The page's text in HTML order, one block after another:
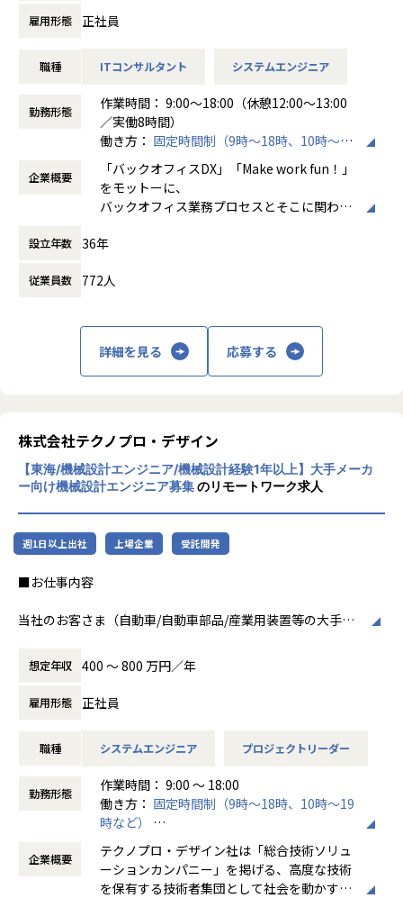
・「日本で新しいマーケットを開拓する」
このような環境下で一緒に成長していきたいと思っていた
＜ホープスBLOGもご覧ください＞
プロジェクトの具体例やホープスの社風が分かる記事を掲載
是非ご覧ください！
HOPES Blog：https://blog.hopes-ise.co.jp/
【ポジションの魅力】
幅が広い！
・平均年間昇給率7.2%！
・ハイブリッド勤務あり！
【業務の変更の範囲】
IT開発関連業務
【ホープスの目指す世界】
国内全体では基幹業務の標準化は急務であるものの、大手・
多くERP導入の課題感は多い状況です。
ホープスはそのような企業への支援戦略を中心に事業を展開
大手企業、中規模企業向けのERP領域でシェアNO.1を目指し
国内サプライチェーン全体での業務標準化を狙っています。
IT開発関連業務
く、プロジェクトに応じて柔軟な働き方がで
ています。
➀人事または給与システム導入開発エンジニア
・主に基本設計～導入、本番稼働および稼働後の保守対応ま
・SAP Success Factors、COMPANY導入経験者優遇ですが、
歓迎しています。
➁経費精算システム導入開発エンジニア
・主に基本設計～導入、本番稼働および稼働後の保守対応ま
での業務を想定しております。
・代表的なソリューションとしてSpendia、Ci*X（サイクロ
です。
【会社概要】
リューションを提供する会社です。
・MISSION「ワークをもっとワクワクに」
・VISION「基幹系業務DXをリード」
ITの力で人手不足の解消と流動性の拡大に寄与するサービス
【ホープスの目指す世界】
国内全体では基幹業務の標準化は急務であるものの、大手・
多くERP導入の課題感は多い状況です。
しています。
大手企業、中規模企業向けのERP領域でシェアNO.1を目指し
国内サプライチェーン全体での業務標準化を狙っています。
IT開発関連業務
雇用形態 正社員
職種 ITコンサルタント システムエンジニア
勤務形態
作業時間： 9:00～18:00（休憩12:00～13:00
／実働8時間）
働き方： 固定時間制（9時～18時、10時～19
時など）
時間外労働の有無： 有（月平均10時間）
休憩時間： 60分
企業概要
「バックオフィスDX」「Make work fun！」
をモットーに、
バックオフィス業務プロセスとそこに関わる
企業競争力を向上させることを使命としてい
チ開発やコンサルティングまで幅広いサービ
スを提供しています。クラウドERPやローコ
ード開発を柱とし、業務効率化やDX推進、経
CloudやOracle ERP Cloudなどを活用し、企
業の業務プロセスを最適化し、経営管理の強
化を図っています1。
社風/文化
社内の風通しが良く、活気に満ちた雰囲気が
ミュニケーションが活発です2。
働き方/リモートワーク
均週2～3日の在宅勤務が可能です。転勤はな
ワークライフバランスを重視した環境が整っ
設立年数 36年
従業員数 772人
詳細を見る 応募する
株式会社テクノプロ・デザイン
【東海/機械設計エンジニア/機械設計経験1年以上】大手メーカ
ー向け機械設計エンジニア募集のリモートワーク求人
週1日以上出社 上場企業 受託開発
■お仕事内容
当社のお客さま（自動車/自動車部品/産業用装置等の大手メ
を用いた製品・装置等の機構・筐体設計、及び解析業務など
の開発業務に従事していただきます。
例えば、、、
・【医療機器】樹脂成形部品の設計開発業務
め
会社についての詳細
当社は、約8,500名のエンジニアの現場力と技術コンサルテ
ィングを融合し、課題解決から価値創造までを一貫して支援
する総合技術ソリューションカンパニーです。
想定年収 400 〜 800 万円／年
雇用形態 正社員
職種 システムエンジニア プロジェクトリーダー
勤務形態
作業時間： 9:00 ～ 18:00
働き方： 固定時間制（9時～18時、10時～19
時など）
時間外労働の有無： 有（月平均20時間）
休憩時間： 60分
企業概要
テクノプロ・デザイン社は「総合技術ソリュ
ーションカンパニー」を掲げる、高度な技術
を保有する技術者集団として社会を動かすこ